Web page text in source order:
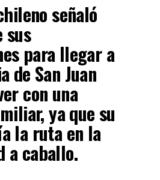
señaló
sus
para llegar a
de San Juan
con una
ya que su
la ruta en la
a caballo.